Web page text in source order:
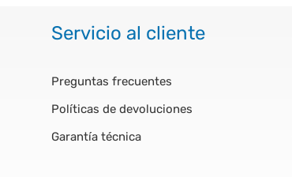
Servicio al cliente
Preguntas frecuentes
Políticas de devoluciones
Garantía técnica